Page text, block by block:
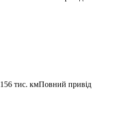
156 тис. кмПовний привід